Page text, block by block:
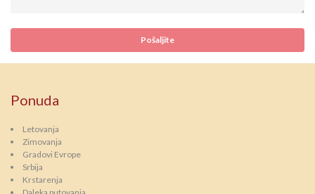
Ponuda
Letovanja
Zimovanja
Gradovi Evrope
Srbija
Krstarenja